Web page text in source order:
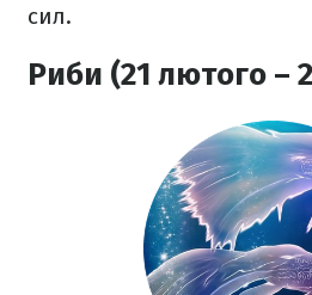
сил.
Риби (21 лютого –